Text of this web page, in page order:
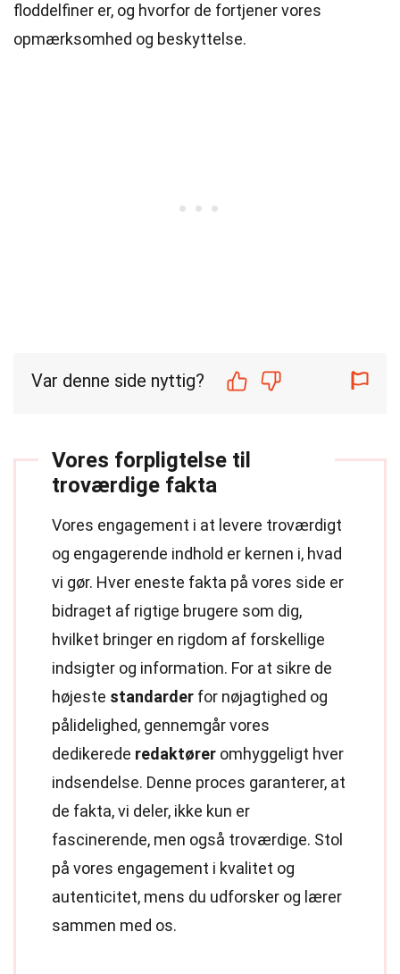
floddelfiner er, og hvorfor de fortjener vores
opmærksomhed og beskyttelse.
Var denne side nyttig?
Vores forpligtelse til
troværdige fakta
Vores engagement i at levere troværdigt
og engagerende indhold er kernen i, hvad
vi gør. Hver eneste fakta på vores side er
bidraget af rigtige brugere som dig,
hvilket bringer en rigdom af forskellige
indsigter og information. For at sikre de
højeste standarder for nøjagtighed og
pålidelighed, gennemgår vores
dedikerede redaktører omhyggeligt hver
indsendelse. Denne proces garanterer, at
de fakta, vi deler, ikke kun er
fascinerende, men også troværdige. Stol
på vores engagement i kvalitet og
autenticitet, mens du udforsker og lærer
sammen med os.